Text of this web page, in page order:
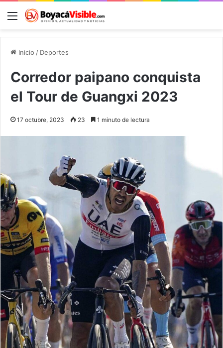
Menú
Inicio / Deportes
Corredor paipano conquista
el Tour de Guangxi 2023
17 octubre, 2023 23 1 minuto de lectura